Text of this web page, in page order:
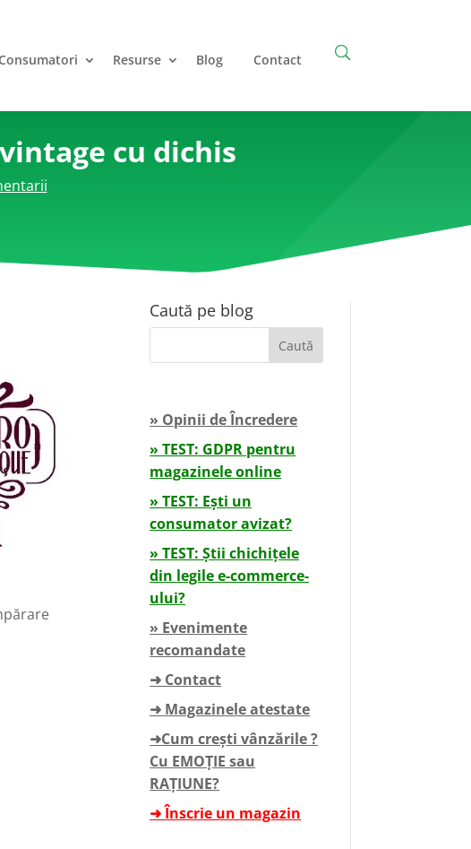
Consumatori Resurse Blog Contact
cu dichis
Caută pe blog
» Opinii de Încredere
» TEST: GDPR pentru
magazinele online
» TEST: Ești un
consumator avizat?
» TEST: Știi chichițele
din legile e-commerce-
ului?
» Evenimente
recomandate
➜ Contact
➜ Magazinele atestate
➜Cum crești vânzările ?
Cu EMOȚIE sau
RAȚIUNE?
➜ Înscrie un magazin